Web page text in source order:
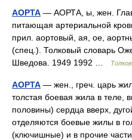
АОРТА — АОРТА, ы, жен.
питающая артериальной
прил. аортовый, ая, ое,
(спец.). Толковый словарь
Шведова. 1949 1992 …
АОРТА — жен., греч. царь
толстая боевая жила в теле,
половины) сердца вверх,
отделяются боевые жилы в
(ключишные) и в прочие